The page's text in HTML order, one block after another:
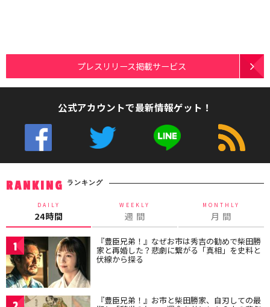
プレスリリース掲載サービス
公式アカウントで最新情報ゲット！
RANKING ランキング
DAILY
24時間
WEEKLY
週 間
MONTHLY
月 間
1 『豊臣兄弟！』なぜお市は秀吉の勧めで柴田勝
家と再婚した？悲劇に繋がる「真相」を史料と
伏線から探る
『豊臣兄弟！』お市と柴田勝家、自刃しての最